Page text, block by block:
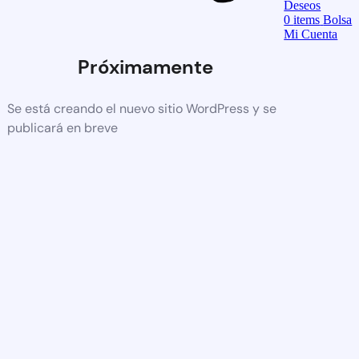
Próximamente
Se está creando el nuevo sitio WordPress y se
publicará en breve
Deseos
0items Bolsa
Mi Cuenta